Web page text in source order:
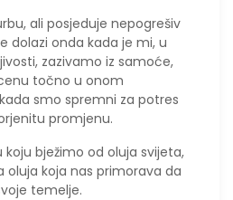
ali posjeduje nepogrešiv
dolazi onda kada je mi, u
zazivamo iz samoće,
točno u onom
smo spremni za potres
promjenu.
bježimo od oluja svijeta,
oluja koja nas primorava da
temelje.